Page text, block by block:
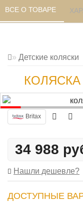
Детские коляски
КОЛЯСКА
ВСЕ О ТОВАРЕ
Britax
34 988
Нашли дешевле?
ДОСТУПНЫЕ